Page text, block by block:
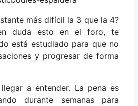
más difícil la 3 que la 4?
duda esto en el foro, te
está estudiado para que no
y progresar de forma
a entender. La pena es
durante semanas para